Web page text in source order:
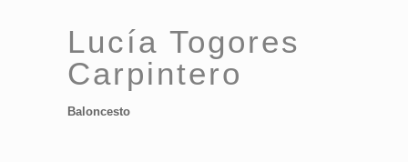
Lucía Togores
Carpintero
Baloncesto